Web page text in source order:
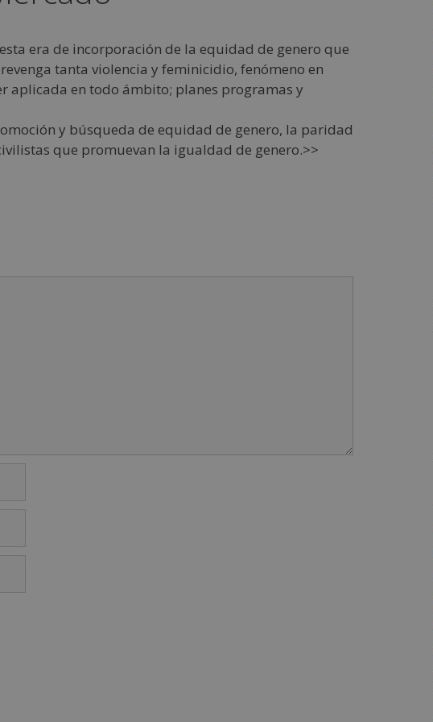
era de incorporación de la equidad de genero que
tanta violencia y feminicidio, fenómeno en
aplicada en todo ámbito; planes programas y
y búsqueda de equidad de genero, la paridad
que promuevan la igualdad de genero.>>